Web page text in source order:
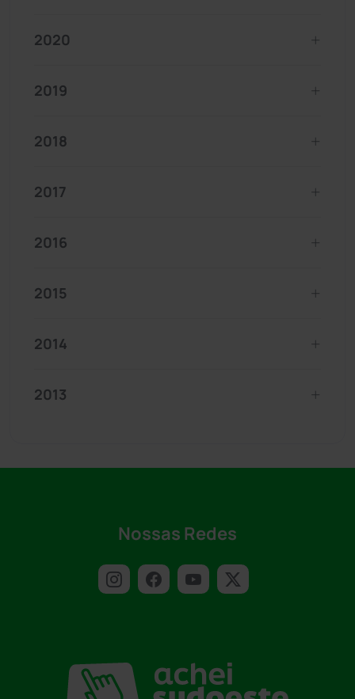
2020
2019
2018
2017
2016
2015
2014
2013
Nossas Redes